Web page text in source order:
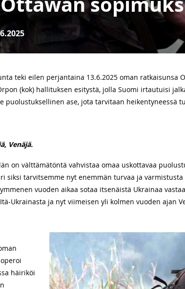
teki eilen perjantaina 13.6.2025 oman ratkaisunsa
(kok) hallituksen esitystä, jolla Suomi irtautuisi
puolustuksellinen ase, jota tarvitaan heikentyneessä
Venäjä.
on välttämätöntä vahvistaa omaa uskottavaa
siksi tarvitsemme nyt enemmän turvaa ja
vuoden aikaa sotaa itsenäistä Ukrainaa
Ukrainasta ja nyt viimeisen yli kolmen vuoden ajan
häiriköi